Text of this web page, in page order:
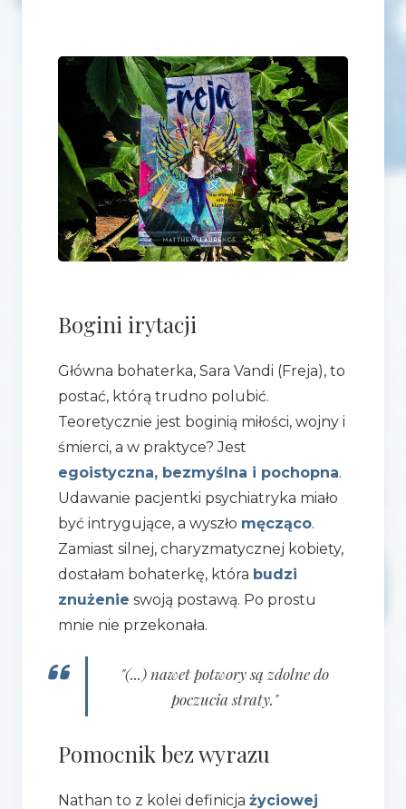
Bogini irytacji
Główna bohaterka, Sara Vandi (Freja), to
postać, którą trudno polubić.
Teoretycznie jest boginią miłości, wojny i
śmierci, a w praktyce? Jest
egoistyczna, bezmyślna i pochopna.
Udawanie pacjentki psychiatryka miało
być intrygujące, a wyszło męcząco.
Zamiast silnej, charyzmatycznej kobiety,
dostałam bohaterkę, która budzi
znużenie swoją postawą. Po prostu
mnie nie przekonała.
"(...) nawet potwory są zdolne do
poczucia straty."
Pomocnik bez wyrazu
Nathan to z kolei definicja życiowej